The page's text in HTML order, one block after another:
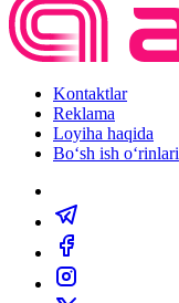
Kontaktlar
Reklama
Loyiha haqida
Bo‘sh ish o‘rinlari